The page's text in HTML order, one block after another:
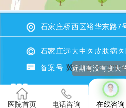
石家庄桥西区裕华东路7
石家庄远大中医皮肤病
备案号 冀ICP备
医院首页 电话咨询 在线咨询
近期有没有变大